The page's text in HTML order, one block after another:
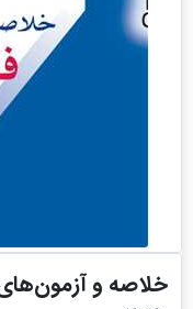
خلاصه و آزمون‌های